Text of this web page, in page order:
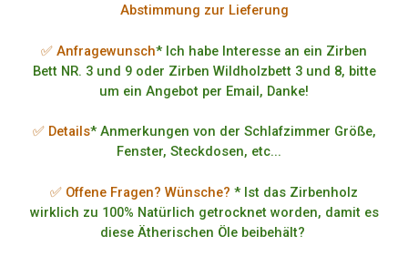
Abstimmung zur Lieferung
✅ Anfragewunsch* Ich habe Interesse an ein Zirben
Bett NR. 3 und 9 oder Zirben Wildholzbett 3 und 8, bitte
um ein Angebot per Email, Danke!
✅ Details* Anmerkungen von der Schlafzimmer Größe,
Fenster, Steckdosen, etc...
✅ Offene Fragen? Wünsche? * Ist das Zirbenholz
wirklich zu 100% Natürlich getrocknet worden, damit es
diese Ätherischen Öle beibehält?